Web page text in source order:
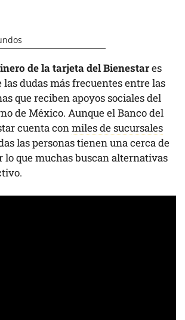
de la tarjeta del Bienestares
las dudas más frecuentes entre las
que reciben apoyos sociales del
de México. Aunque el Banco del
cuenta conmiles de sucursales
las personas tienen una cerca de
lo que muchas buscan alternativas